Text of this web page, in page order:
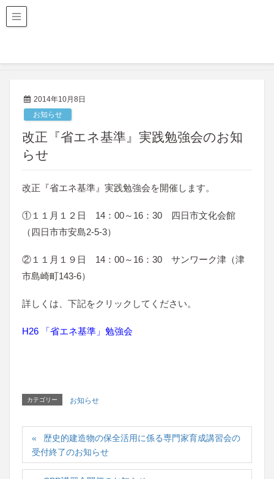
2014年10月8日
お知らせ
改正『省エネ基準』実践勉強会のお知
らせ
改正『省エネ基準』実践勉強会を開催します。
①１１月１２日 14：00～16：30 四日市文化会館
（四日市市安島2-5-3）
②１１月１９日 14：00～16：30 サンワーク津（津
市島崎町143-6）
詳しくは、下記をクリックしてください。
H26 「省エネ基準」勉強会
カテゴリー お知らせ
歴史的建造物の保全活用に係る専門家育成講習会の
受付終了のお知らせ